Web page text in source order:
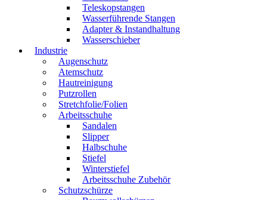
Teleskopstangen
Wasserführende Stangen
Adapter & Instandhaltung
Wasserschieber
Industrie
Augenschutz
Atemschutz
Hautreinigung
Putzrollen
Stretchfolie/Folien
Arbeitsschuhe
Sandalen
Slipper
Halbschuhe
Stiefel
Winterstiefel
Arbeitsschuhe Zubehör
Schutzschürze